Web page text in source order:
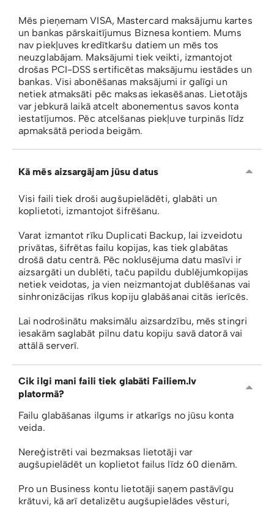
Mēs pieņemam VISA, Mastercard maksājumu kartes
un bankas pārskaitījumus Biznesa kontiem. Mums
nav piekļuves kredītkaršu datiem un mēs tos
neuzglabājam. Maksājumi tiek veikti, izmantojot
drošas PCI-DSS sertificētas maksājumu iestādes un
bankas. Visi abonēšanas maksājumi ir galīgi un
netiek atmaksāti pēc maksas iekasēšanas. Lietotājs
var jebkurā laikā atcelt abonementus savos konta
iestatījumos. Pēc atcelšanas piekļuve turpinās līdz
apmaksātā perioda beigām.
Kā mēs aizsargājam jūsu datus
Visi faili tiek droši augšupielādēti, glabāti un
koplietoti, izmantojot šifrēšanu.
Varat izmantot rīku Duplicati Backup, lai izveidotu
privātas, šifrētas failu kopijas, kas tiek glabātas
drošā datu centrā. Pēc noklusējuma datu masīvi ir
aizsargāti un dublēti, taču papildu dublējumkopijas
netiek veidotas, ja vien neizmantojat dublēšanas vai
sinhronizācijas rīkus kopiju glabāšanai citās ierīcēs.
Lai nodrošinātu maksimālu aizsardzību, mēs stingri
iesakām saglabāt pilnu datu kopiju savā datorā vai
attālā serverī.
Cik ilgi mani faili tiek glabāti Failiem.lv
platormā?
Failu glabāšanas ilgums ir atkarīgs no jūsu konta
veida.
Nereģistrēti vai bezmaksas lietotāji var
augšupielādēt un koplietot failus līdz 60 dienām.
Pro un Business kontu lietotāji saņem pastāvīgu
krātuvi, kā arī detalizētu augšupielādes vēsturi,